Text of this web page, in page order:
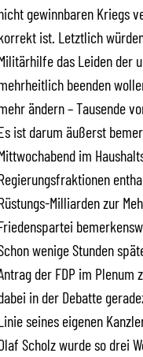
gewinnbaren Kriegs
ist. Letztlich
das Leiden der
beenden
ändern – Tausende
ist darum äußerst
im
Milliarden zur
wenige Stunden
der FDP im Plenum
in der Debatte
seines eigenen
Scholz wurde so drei